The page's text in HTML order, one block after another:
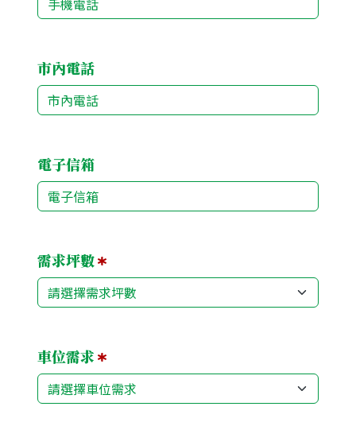
市內電話
電子信箱
需求坪數
車位需求